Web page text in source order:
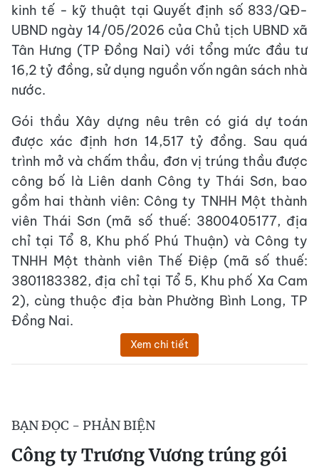
kinh tế - kỹ thuật tại Quyết định số 833/QĐ-
UBND ngày 14/05/2026 của Chủ tịch UBND xã
Tân Hưng (TP Đồng Nai) với tổng mức đầu tư
16,2 tỷ đồng, sử dụng nguồn vốn ngân sách nhà
nước.
Gói thầu Xây dựng nêu trên có giá dự toán
được xác định hơn 14,517 tỷ đồng. Sau quá
trình mở và chấm thầu, đơn vị trúng thầu được
công bố là Liên danh Công ty Thái Sơn, bao
gồm hai thành viên: Công ty TNHH Một thành
viên Thái Sơn (mã số thuế: 3800405177, địa
chỉ tại Tổ 8, Khu phố Phú Thuận) và Công ty
TNHH Một thành viên Thế Điệp (mã số thuế:
3801183382, địa chỉ tại Tổ 5, Khu phố Xa Cam
2), cùng thuộc địa bàn Phường Bình Long, TP
Đồng Nai.
Xem chi tiết
BẠN ĐỌC - PHẢN BIỆN
Công ty Trương Vương trúng gói